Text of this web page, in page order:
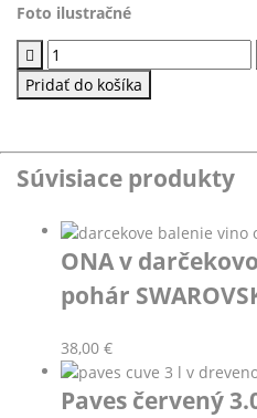
Foto ilustračné
množstvo
Darčeková
papierová
fľaše
Pridať do košíka
Súvisiace produkty
ONA v
pohár
38,00 €
Paves červený